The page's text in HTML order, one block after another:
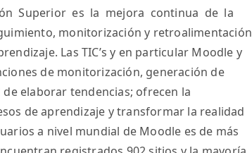
Superior es la mejora continua de la
monitorización y retroalimentación
Las TIC’s y en particular Moodle y
de monitorización, generación de
elaborar tendencias; ofrecen la
de aprendizaje y transformar la realidad
a nivel mundial de Moodle es de más